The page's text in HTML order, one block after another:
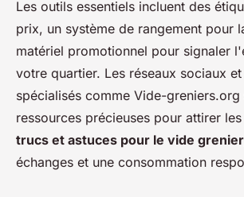
Les outils essentiels incluent des
prix, un système de rangement pour
matériel promotionnel pour signaler
votre quartier. Les réseaux sociaux
spécialisés comme Vide-greniers.org
ressources précieuses pour attirer
trucs et astuces pour le vide grenier
échanges et une consommation